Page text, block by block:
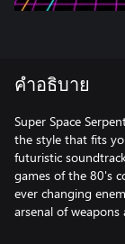
คำอธิบาย
Super Space
the style that fits
futuristic
games of the 80's
ever changing